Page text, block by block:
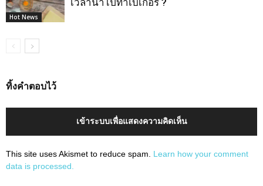
Hot News
ทิ้งคำตอบไว้
เข้าระบบเพื่อแสดงความคิดเห็น
This site uses Akismet to reduce spam. Learn how your comment
data is processed.